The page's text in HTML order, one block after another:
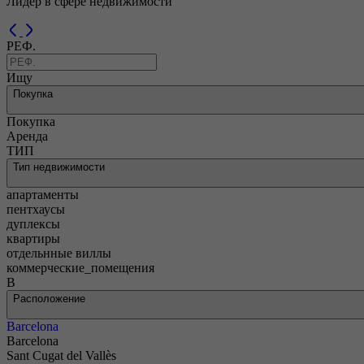
Previous
РЕФ.
Ищу
Покупка
Покупка
Аренда
ТИП
Тип недвижимости
апартаменты
пентхаусы
дуплексы
квартиры
отдельнные виллы
коммерческие_помещения
В
Расположение
Barcelona
Barcelona
Sant Cugat del Vallès